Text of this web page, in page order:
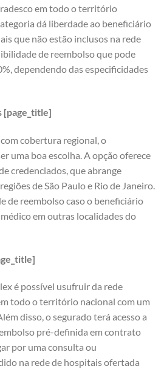
em todo o território
dá liberdade ao beneficiário
que não estão inclusos na rede
de reembolso que pode
dependendo das especificidades
[page_title]
cobertura regional, o
uma boa escolha. A opção oferece
credenciados, que abrange
de São Paulo e Rio de Janeiro.
de reembolso caso o beneficiário
em outras localidades do
é possível usufruir da rede
todo o território nacional com um
disso, o segurado terá acesso a
pré-definida em contrato
por uma consulta ou
na rede de hospitais ofertada